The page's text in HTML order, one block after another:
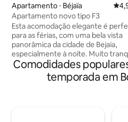
Apartamento ⋅ Béjaïa
Apartamento novo tipo F3
Esta acomodação elegante é
para as férias, com uma bela vista
panorâmica da cidade de Bejaia,
especialmente à noite. Muito
familiar, localizada no 7º andar com
elevador, bem equipada, com
de lavar, secadora, água 24 horas,
Comodidades
temporada em